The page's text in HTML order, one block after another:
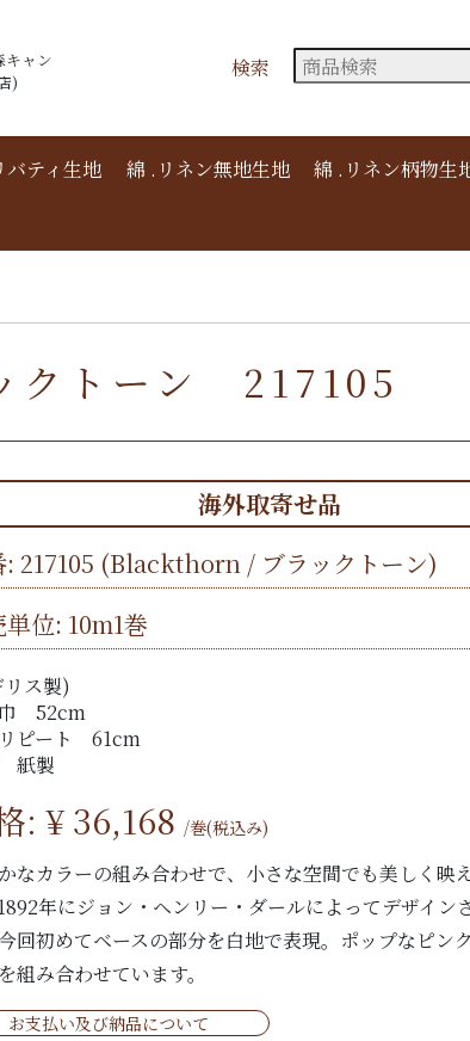
ャン
)
検索
バティ生地 綿 .リネン無地生地
綿 .リネン柄物生
トーン 217105
海外取寄せ品
: 217105 (Blackthorn / ブラックトーン)
位: 10m1巻
リス製)
52cm
ピート 61cm
紙製
: ¥36,168 /巻(税込み)
なカラーの組み合わせで、小さな空間でも美しく映
年にジョン・ヘンリー・ダールによってデザイン
回初めてベースの部分を白地で表現。ポップなピン
組み合わせています。
お支払い及び納品について